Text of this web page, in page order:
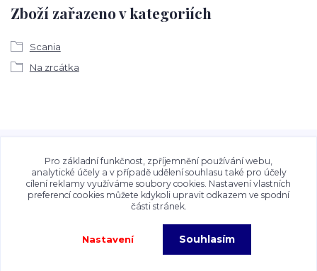
Zboží zařazeno v kategoriích
Scania
Na zrcátka
obsah zveřejněný na stránkách Talocan.cz a
CeskeSamolepky.cz jsou chráněny autorským právem. Jejich
použití bez předchozího písemného souhlasu provozovatele
je zakázáno.
Pro základní funkčnost, zpříjemnění používání webu,
analytické účely a v případě udělení souhlasu také pro účely
cílení reklamy využíváme soubory cookies. Nastavení vlastních
preferencí cookies můžete kdykoli upravit odkazem ve spodní
části stránek.
Nastavení Souhlasím